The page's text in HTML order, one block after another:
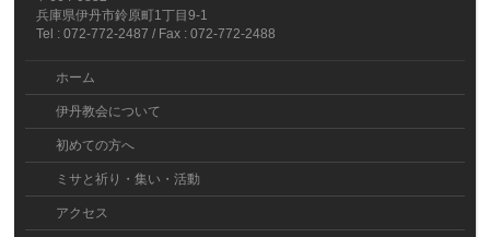
兵庫県伊丹市鈴原町1丁目9-1
Tel : 072-772-2487 / Fax : 072-772-2488
ホーム
伊丹教会について
初めての方へ
ミサと祈り・集い・活動
アクセス